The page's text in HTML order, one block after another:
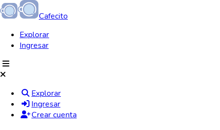
Cafecito
Explorar
Ingresar
Explorar
Ingresar
Crear cuenta